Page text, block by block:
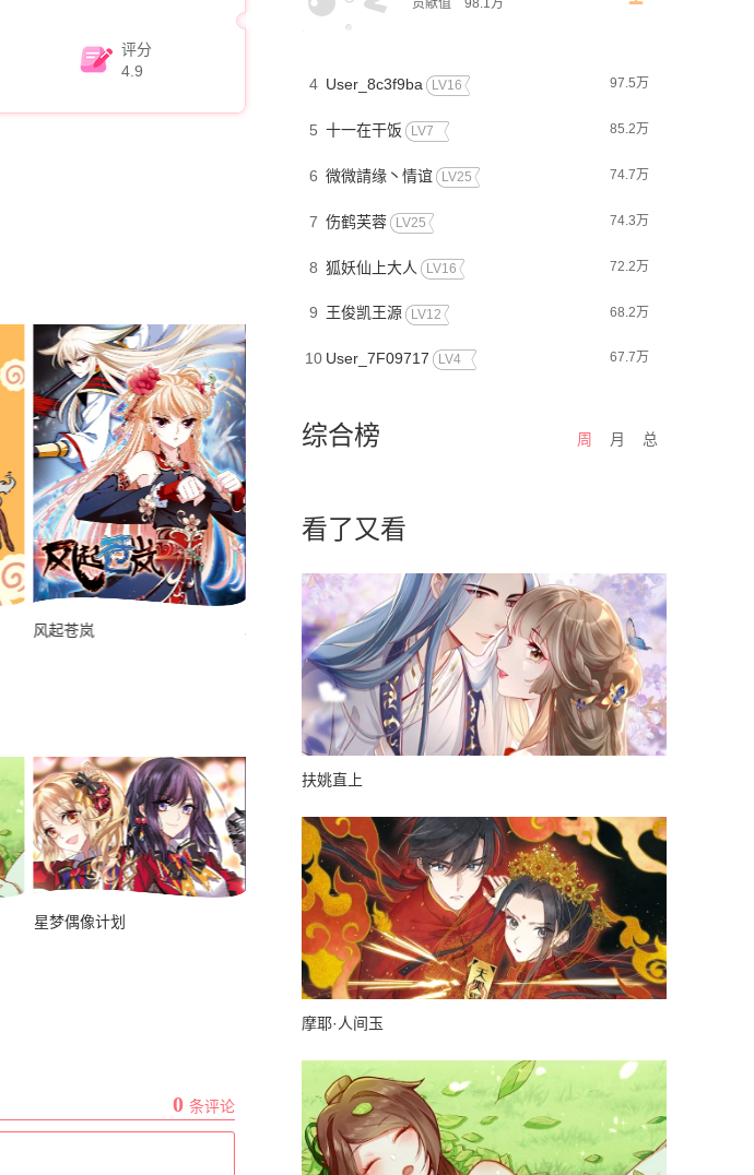
评分
4.9
风起苍岚 驭灵师 骑士幻想夜
星梦偶像计划 星海镖师
0 条评论
贡献值
98.1万
4 User_8c3f9ba LV16 97.5万
5 十一在干饭 LV7 85.2万
6 微微請缘丶情谊 LV25 74.7万
7 伤鹤芙蓉 LV25 74.3万
8 狐妖仙上大人 LV16 72.2万
9 王俊凯王源 LV12 68.2万
10 User_7F09717 LV4 67.7万
综合榜 周 月 总
看了又看
扶姚直上
摩耶·人间玉